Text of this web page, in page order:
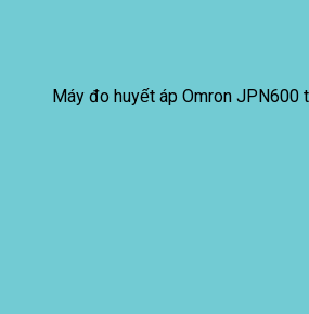
Máy đo huyết áp Omron JPN600